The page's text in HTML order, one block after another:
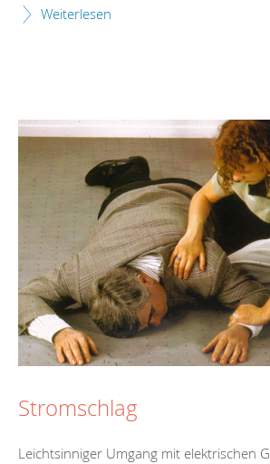
Weiterlesen
Stromschlag
Leichtsinniger Umgang mit elektrischen